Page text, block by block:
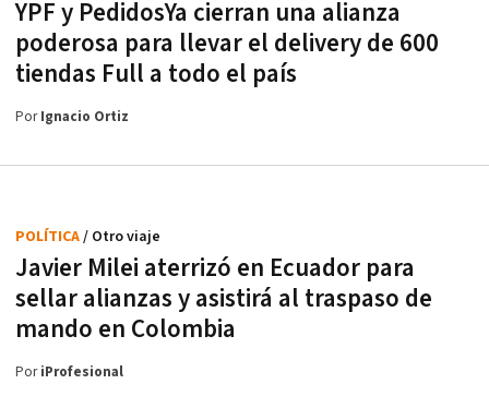
YPF y PedidosYa cierran una alianza
poderosa para llevar el delivery de 600
tiendas Full a todo el país
PorIgnacio Ortiz
Javier Milei aterrizó en Ecuador para
sellar alianzas y asistirá al traspaso de
mando en Colombia
POLÍTICA/ Otro viaje
PoriProfesional